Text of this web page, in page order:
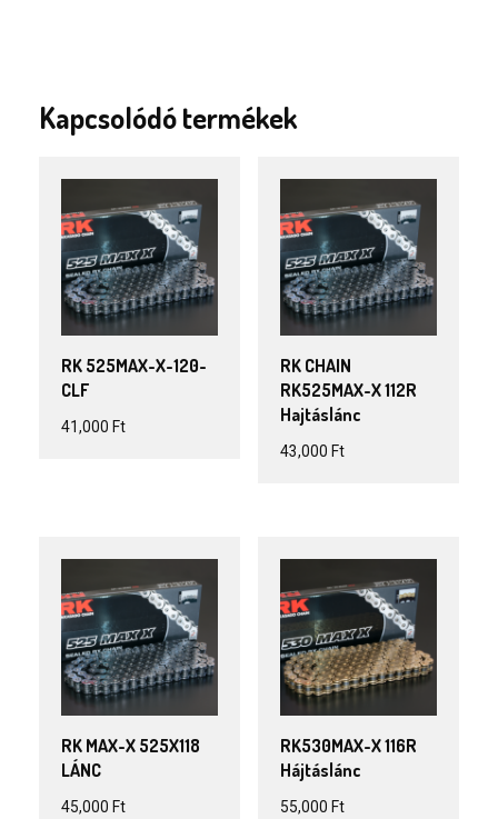
Kapcsolódó termékek
RK 525MAX-X-120-
CLF
41,000 Ft
RK CHAIN
RK525MAX-X 112R
Hajtáslánc
43,000 Ft
RK MAX-X 525X118
LÁNC
45,000 Ft
RK530MAX-X 116R
Hájtáslánc
55,000 Ft